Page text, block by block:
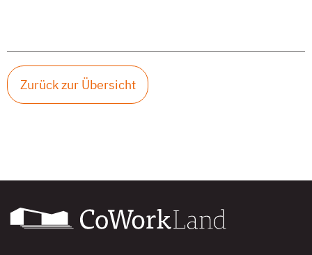
Zurück zur Übersicht